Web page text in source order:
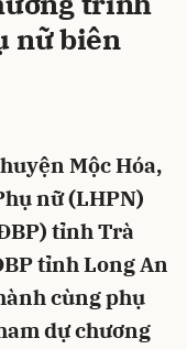
nữ biên
Mộc Hóa,
nữ (LHPN)
tỉnh Trà
tỉnh Long An
cùng phụ
dự chương